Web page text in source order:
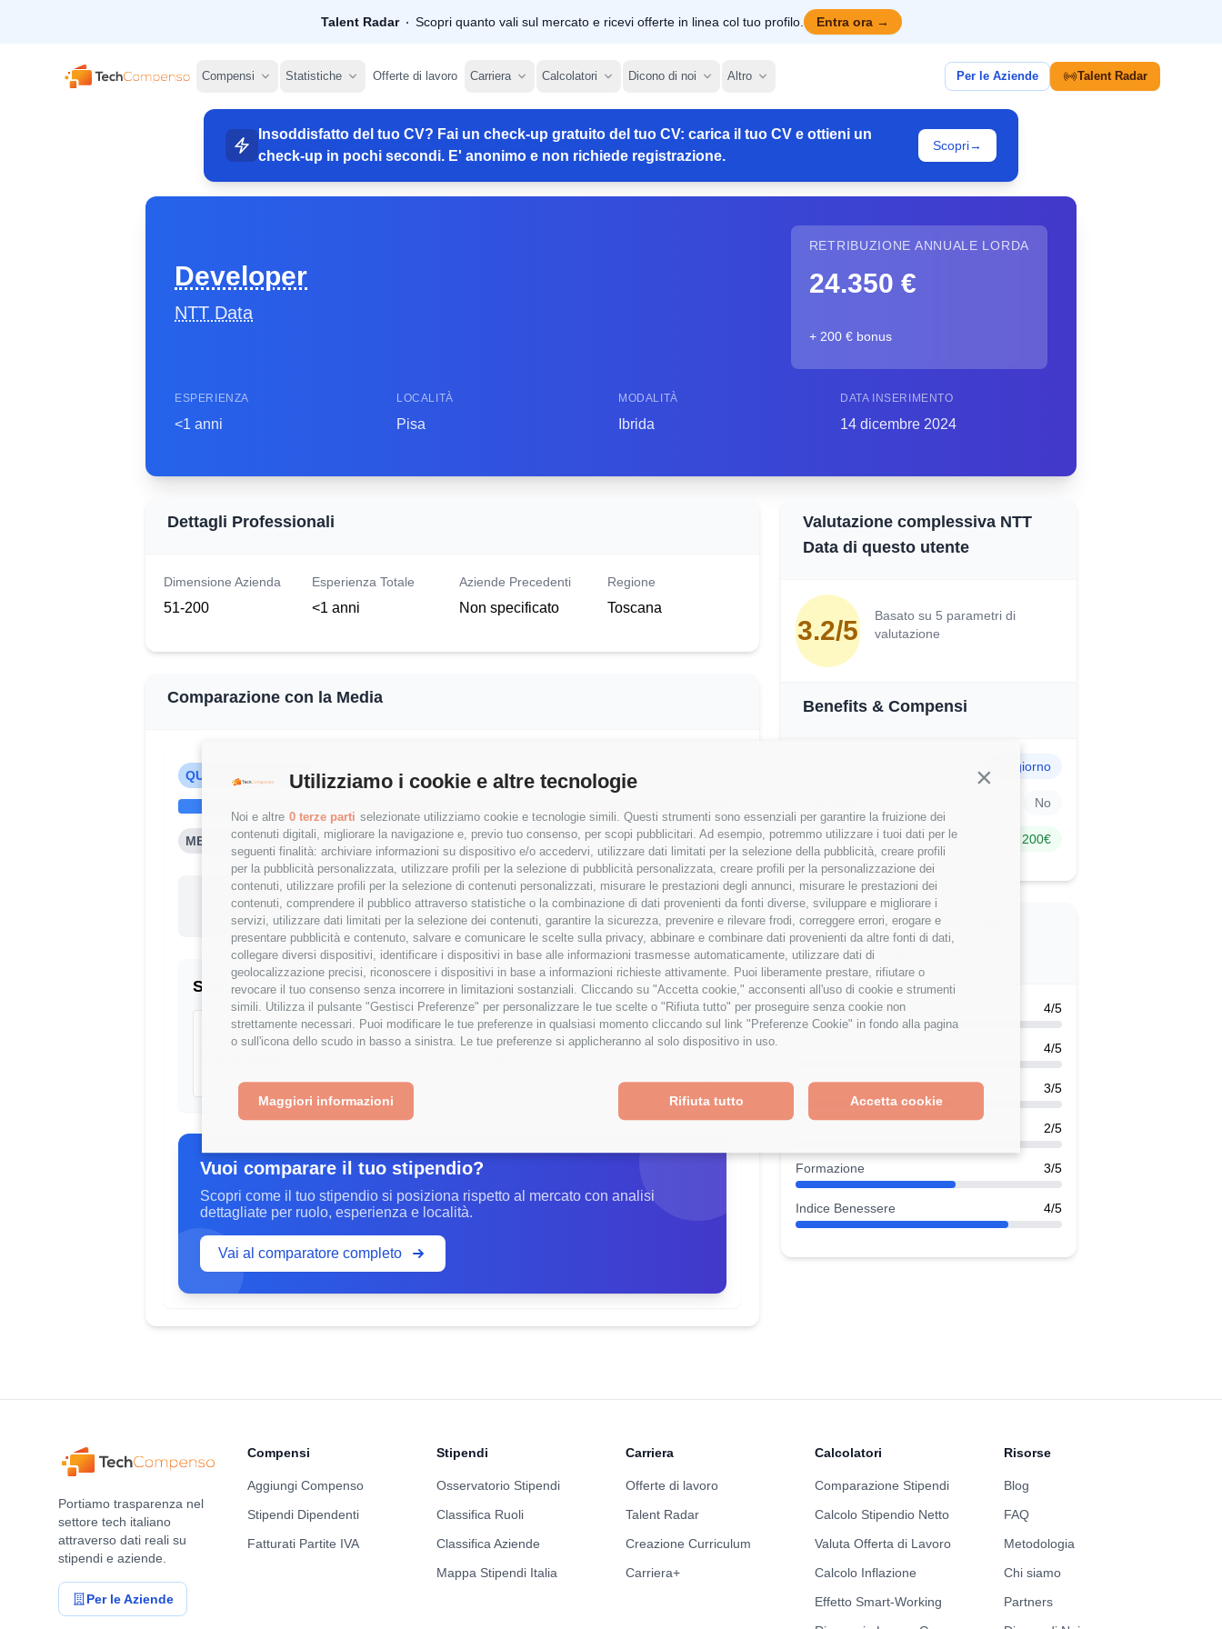
Continua senza accettare
Utilizziamo i cookie e altre tecnologie
Noi e altre 0 terze parti selezionate utilizziamo cookie e tecnologie simili. Questi strumenti sono essenziali per garantire la fruizione dei
contenuti digitali, migliorare la navigazione e, previo tuo consenso, per scopi pubblicitari. Ad esempio, potremmo utilizzare i tuoi dati per le
seguenti finalità: archiviare informazioni su dispositivo e/o accedervi, utilizzare dati limitati per la selezione della pubblicità, creare profili
per la pubblicità personalizzata, utilizzare profili per la selezione di pubblicità personalizzata, creare profili per la personalizzazione dei
contenuti, utilizzare profili per la selezione di contenuti personalizzati, misurare le prestazioni degli annunci, misurare le prestazioni dei
contenuti, comprendere il pubblico attraverso statistiche o la combinazione di dati provenienti da fonti diverse, sviluppare e migliorare i
servizi, utilizzare dati limitati per la selezione dei contenuti, garantire la sicurezza, prevenire e rilevare frodi, correggere errori, erogare e
presentare pubblicità e contenuto, salvare e comunicare le scelte sulla privacy, abbinare e combinare dati provenienti da altre fonti di dati,
collegare diversi dispositivi, identificare i dispositivi in base alle informazioni trasmesse automaticamente, utilizzare dati di
geolocalizzazione precisi, riconoscere i dispositivi in base a informazioni richieste attivamente. Puoi liberamente prestare, rifiutare o
revocare il tuo consenso senza incorrere in limitazioni sostanziali. Cliccando su "Accetta cookie," acconsenti all'uso di cookie e strumenti
simili. Utilizza il pulsante "Gestisci Preferenze" per personalizzare le tue scelte o "Rifiuta tutto" per proseguire senza cookie non
strettamente necessari. Puoi modificare le tue preferenze in qualsiasi momento cliccando sul link "Preferenze Cookie" in fondo alla pagina
o sull'icona dello scudo in basso a sinistra. Le tue preferenze si applicheranno al solo dispositivo in uso.
Accetta cookie
Rifiuta tutto
Maggiori informazioni
Talent Radar Scopri quanto vali sul mercato e ricevi offerte in linea col tuo profilo. Entra ora →
TechCompenso
Compensi Statistiche Offerte di lavoro Carriera Calcolatori Dicono di noi Altro Per le Aziende Talent Radar
Insoddisfatto del tuo CV? Fai un check-up gratuito del tuo CV: carica il tuo CV e ottieni un
check-up in pochi secondi. E' anonimo e non richiede registrazione.
Scopri→
Developer
NTT Data
RETRIBUZIONE ANNUALE LORDA
24.350 €
+ 200 € bonus
ESPERIENZA
<1 anni
LOCALITÀ
Pisa
MODALITÀ
Ibrida
DATA INSERIMENTO
14 dicembre 2024
Dettagli Professionali
Dimensione Azienda
51-200
Esperienza Totale
<1 anni
Aziende Precedenti
Non specificato
Regione
Toscana
Comparazione con la Media
QUESTO STIPENDIO
MEDIA DEVELOPER (<1 ANNI) 28,833 €
Questo stipendio è al
° percentile
-15.55% rispetto alla media
Statistiche
Campione Esperienza
Vuoi comparare il tuo stipendio?
Scopri come il tuo stipendio si posiziona rispetto al mercato con analisi
dettagliate per ruolo, esperienza e località.
Vai al comparatore completo
Valutazione complessiva NTT
Data di questo utente
3.2/5
Basato su 5 parametri di
valutazione
Benefits & Compensi
7€/giorno
No
Bonus Annuale 200€
Valutazione dettagliata NTT
Data di questo utente
Work-Life Balance 4/5
4/5
Stack Tecnologico 3/5
2/5
Formazione 3/5
Indice Benessere 4/5
Portiamo trasparenza nel
settore tech italiano
attraverso dati reali su
stipendi e aziende.
Per le Aziende
Compensi
Aggiungi Compenso
Stipendi Dipendenti
Fatturati Partite IVA
Stipendi
Osservatorio Stipendi
Classifica Ruoli
Classifica Aziende
Mappa Stipendi Italia
Carriera
Offerte di lavoro
Talent Radar
Creazione Curriculum
Carriera+
Calcolatori
Comparazione Stipendi
Calcolo Stipendio Netto
Valuta Offerta di Lavoro
Calcolo Inflazione
Effetto Smart-Working
Risorse
Blog
FAQ
Metodologia
Chi siamo
Partners